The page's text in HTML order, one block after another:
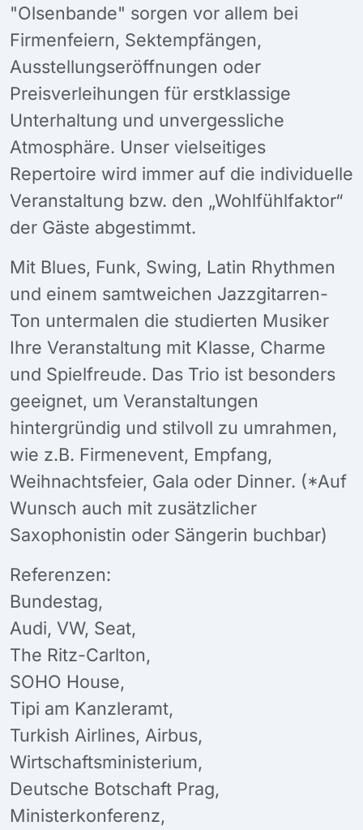
"Olsenbande" sorgen vor allem bei
Firmenfeiern, Sektempfängen,
Ausstellungseröffnungen oder
Preisverleihungen für erstklassige
Unterhaltung und unvergessliche
Atmosphäre. Unser vielseitiges
Repertoire wird immer auf die individuelle
Veranstaltung bzw. den „Wohlfühlfaktor“
der Gäste abgestimmt.
Mit Blues, Funk, Swing, Latin Rhythmen
und einem samtweichen Jazzgitarren-
Ton untermalen die studierten Musiker
Ihre Veranstaltung mit Klasse, Charme
und Spielfreude. Das Trio ist besonders
geeignet, um Veranstaltungen
hintergründig und stilvoll zu umrahmen,
wie z.B. Firmenevent, Empfang,
Weihnachtsfeier, Gala oder Dinner. (*Auf
Wunsch auch mit zusätzlicher
Saxophonistin oder Sängerin buchbar)
Referenzen:
Bundestag,
Audi, VW, Seat,
The Ritz-Carlton,
SOHO House,
Tipi am Kanzleramt,
Turkish Airlines, Airbus,
Wirtschaftsministerium,
Deutsche Botschaft Prag,
Ministerkonferenz,